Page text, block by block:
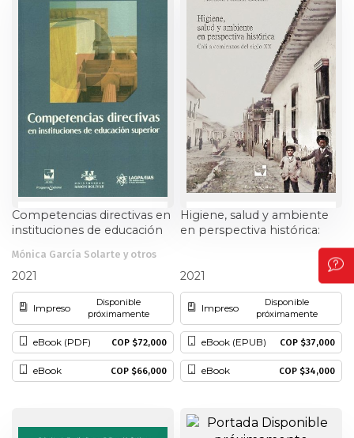
Competencias directivas en
instituciones de educación
Mónica García Solarte y otros
2021
eBook (PDF) COP $72,000
Impreso
Disponible
próximamente
eBook COP $66,000
Higiene, salud y ambiente
en perspectiva histórica:
Cali a comienzos del siglo
2021
eBook (EPUB) COP $37,000
Impreso
Disponible
próximamente
eBook COP $34,000